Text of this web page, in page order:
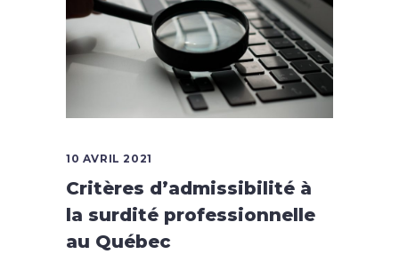
10 AVRIL 2021
Critères d’admissibilité à
la surdité professionnelle
au Québec